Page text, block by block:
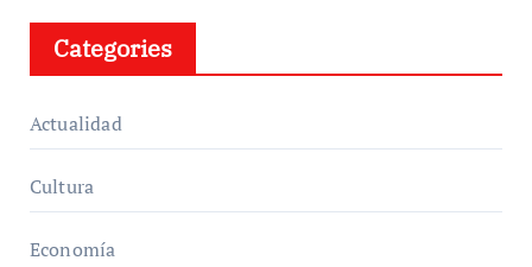
Categories
Actualidad
Cultura
Economía